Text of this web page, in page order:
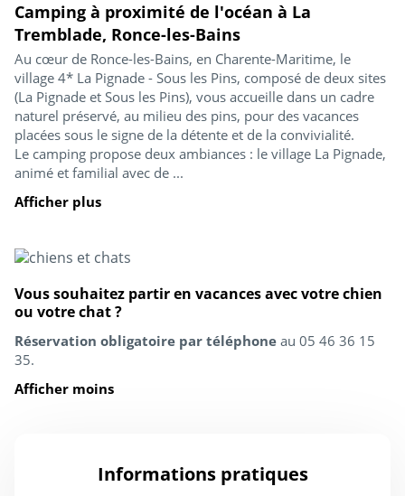
Camping à proximité de l'océan à La
Tremblade, Ronce-les-Bains
Au cœur de Ronce-les-Bains, en Charente-Maritime, le
village 4* La Pignade - Sous les Pins, composé de deux sites
(La Pignade et Sous les Pins), vous accueille dans un cadre
naturel préservé, au milieu des pins, pour des vacances
placées sous le signe de la détente et de la convivialité.
Le camping propose deux ambiances : le village La Pignade,
animé et familial avec de ...
Afficher plus
Vous souhaitez partir en vacances avec votre chien
ou votre chat ?
Réservation obligatoire par téléphone au 05 46 36 15
35.
Afficher moins
Informations pratiques